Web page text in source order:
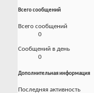
Всего сообщений
Всего сообщений
0
Сообщений в день
0
Дополнительная информация
Последняя активность